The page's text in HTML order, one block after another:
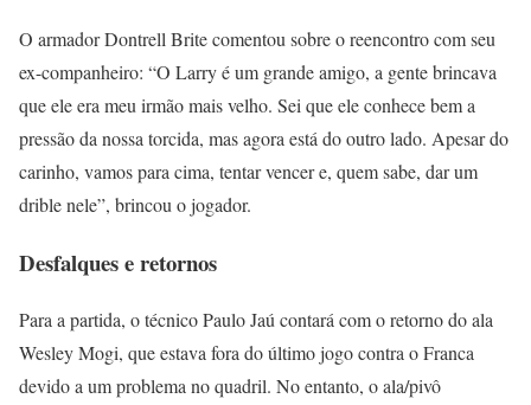
O armador Dontrell Brite comentou sobre o reencontro com seu
ex-companheiro: “O Larry é um grande amigo, a gente brincava
que ele era meu irmão mais velho. Sei que ele conhece bem a
pressão da nossa torcida, mas agora está do outro lado. Apesar do
carinho, vamos para cima, tentar vencer e, quem sabe, dar um
drible nele”, brincou o jogador.
Desfalques e retornos
Para a partida, o técnico Paulo Jaú contará com o retorno do ala
Wesley Mogi, que estava fora do último jogo contra o Franca
devido a um problema no quadril. No entanto, o ala/pivô